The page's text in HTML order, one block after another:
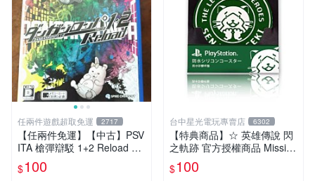
任兩件遊戲超取免運 2717
【任兩件免運】【中古】PSV
ITA 槍彈辯駁 1+2 Reload 日
文版
$100
台中星光電玩專賣店 6302
【特典商品】☆ 英雄傳說 閃
之軌跡 官方授權商品 Missi限
定 防水矽膠杯墊 ☆全新品
【台中星光電玩】
$100